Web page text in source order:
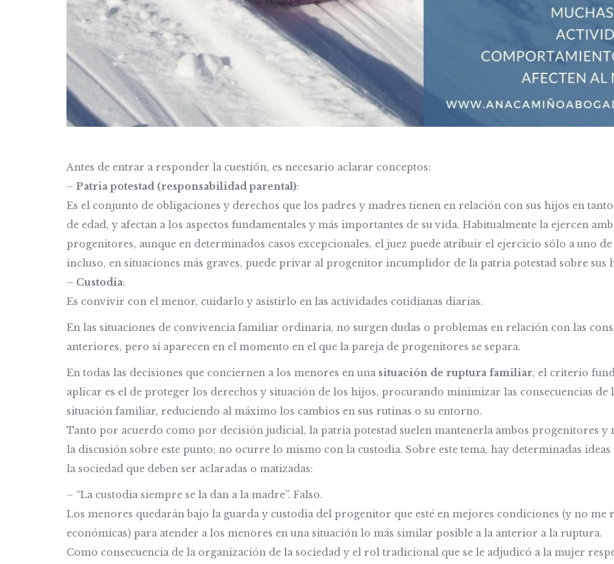
Antes de entrar a responder la cuestión, es necesario aclarar conceptos:
– Patria potestad (responsabilidad parental):
Es el conjunto de obligaciones y derechos que los padres y madres tienen en relación con sus hijos en
de edad, y afectan a los aspectos fundamentales y más importantes de su vida. Habitualmente la ejercen
progenitores, aunque en determinados casos excepcionales, el juez puede atribuir el ejercicio sólo a uno de
incluso, en situaciones más graves, puede privar al progenitor incumplidor de la patria potestad sobre sus
– Custodia:
Es convivir con el menor, cuidarlo y asistirlo en las actividades cotidianas diarias.
En las situaciones de convivencia familiar ordinaria, no surgen dudas o problemas en relación con las
anteriores, pero sí aparecen en el momento en el que la pareja de progenitores se separa.
En todas las decisiones que conciernen a los menores en una situación de ruptura familiar, el criterio
aplicar es el de proteger los derechos y situación de los hijos, procurando minimizar las consecuencias de
situación familiar, reduciendo al máximo los cambios en sus rutinas o su entorno.
Tanto por acuerdo como por decisión judicial, la patria potestad suelen mantenerla ambos progenitores y
la discusión sobre este punto; no ocurre lo mismo con la custodia. Sobre este tema, hay determinadas ideas
la sociedad que deben ser aclaradas o matizadas:
– “La custodia siempre se la dan a la madre”. Falso.
Los menores quedarán bajo la guarda y custodia del progenitor que esté en mejores condiciones (y no me
económicas) para atender a los menores en una situación lo más similar posible a la anterior a la ruptura.
Como consecuencia de la organización de la sociedad y el rol tradicional que se le adjudicó a la mujer